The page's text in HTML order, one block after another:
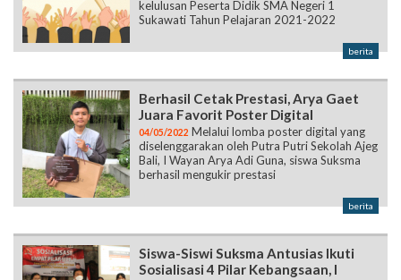
Juara Favorit Poster Digital
diselenggarakan oleh Putra Putri Sekolah Ajeg
Bali, I Wayan Arya Adi Guna, siswa Suksma
berhasil mengukir prestasi
berita
Sosialisasi 4 Pilar Kebangsaan, I
Luar Biasa”
04/05/2022Anggota KSPAN Suksma dan
masing masing 20 orang perwakilan anggota